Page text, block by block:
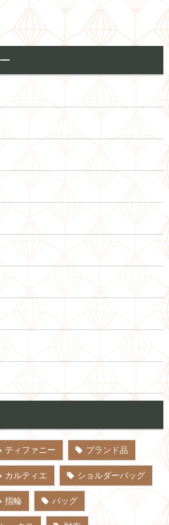
ティファニー ブランド品
カルティエ ショルダーバッグ
指輪 バッグ